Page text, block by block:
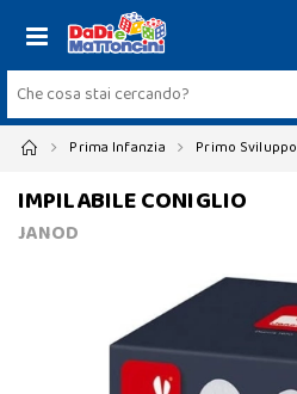
Prima Infanzia Primo Sviluppo
IMPILABILE CONIGLIO
JANOD